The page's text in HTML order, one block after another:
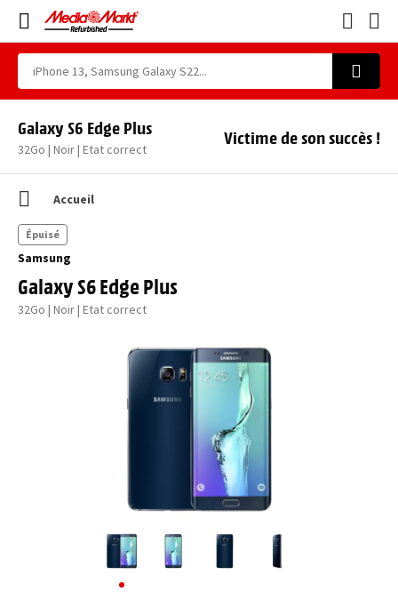
Galaxy S6 Edge Plus
32Go | Noir | Etat correct
Victime de son succès !
Accueil
Samsung
Galaxy S6 Edge Plus
32Go | Noir | Etat correct
Épuisé